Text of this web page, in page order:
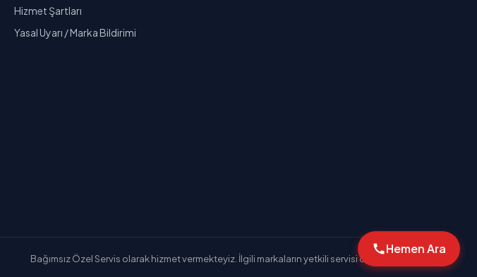
Hizmet Şartları
Yasal Uyarı / Marka Bildirimi
Bağımsız Özel Servis olarak hizmet vermekteyiz. İlgili markaların yetkili servisi değiliz.
Hemen Ara